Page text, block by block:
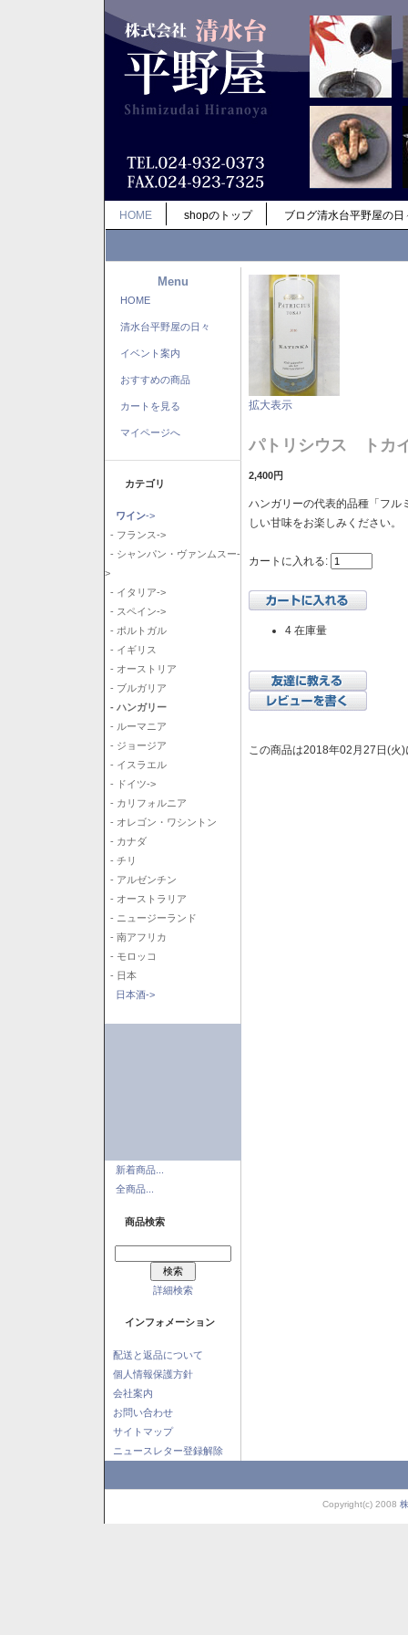
HOME shopのトップ ブログ清水台平野屋の日
Menu
HOME
清水台平野屋の日々
イベント案内
おすすめの商品
カートを見る
マイページへ
カテゴリ
ワイン->
- フランス->
- シャンパン・ヴァンムスー-
>
- イタリア->
- スペイン->
- ポルトガル
- イギリス
- オーストリア
- ブルガリア
- ハンガリー
- ルーマニア
- ジョージア
- イスラエル
- ドイツ->
- カリフォルニア
- オレゴン・ワシントン
- カナダ
- チリ
- アルゼンチン
- オーストラリア
- ニュージーランド
- 南アフリカ
- モロッコ
- 日本
日本酒->
新着商品...
全商品...
商品検索
詳細検索
インフォメーション
配送と返品について
個人情報保護方針
会社案内
お問い合わせ
サイトマップ
ニュースレター登録解除
拡大表示
パトリシウス トカ
2,400円
ハンガリーの代表的品種「フル
しい甘味をお楽しみください。
カートに入れる:
4 在庫量
この商品は2018年02月27日(火
Copyright(c) 2008